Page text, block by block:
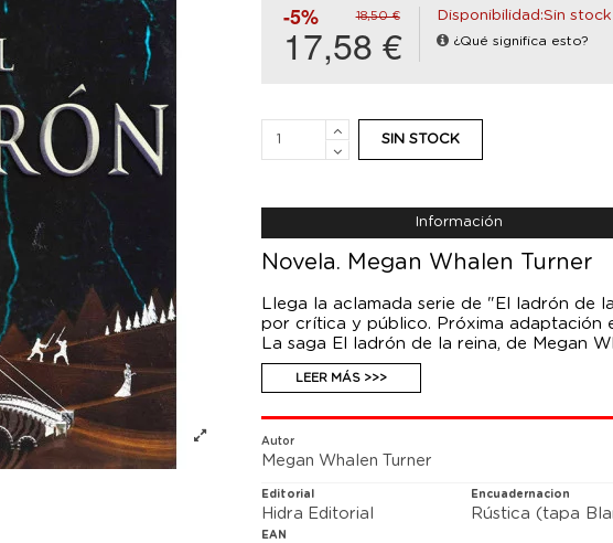
-5% 18,50 €
17,58 €
Disponibilidad:Sin stock
¿Qué significa esto?
SIN STOCK
Información
Novela. Megan Whalen Turner
Llega la aclamada serie de "El ladrón de
por crítica y público. Próxima adaptación
La saga El ladrón de la reina, de Megan
grecolatina lleno de maquinaciones e
viajes, dioses imprevisibles, poder,
Eugenides, el ladrón de la reina, puede
fanfarronada le haga terminar en prisión,
que le hace el mago del rey: embarcarse
LEER MÁS >>>
Autor
Megan Whalen Turner
Editorial
Hidra Editorial
Encuadernacion
Rústica (tapa
EAN